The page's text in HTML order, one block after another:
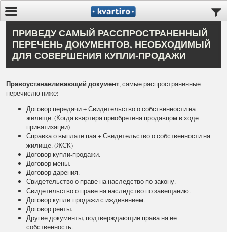
ПРИВЕДУ САМЫЙ РАССПРОСТРАНЕННЫЙ
ПЕРЕЧЕНЬ ДОКУМЕНТОВ, НЕОБХОДИМЫЙ
ДЛЯ СОВЕРШЕНИЯ КУПЛИ-ПРОДАЖИ
Правоустанавливающий документ, самые распространенные
перечислю ниже:
Договор передачи + Свидетельство о собственности на
жилище. (Когда квартира приобретена продавцом в ходе
приватизации)
Справка о выплате пая + Свидетельство о собственности на
жилище. (ЖСК)
Договор купли-продажи.
Договор мены.
Договор дарения.
Свидетельство о праве на наследство по закону.
Свидетельство о праве на наследство по завещанию.
Договор купли-продажи с иждивением.
Договор ренты.
Другие документы, подтверждающие права на ее
собственность.